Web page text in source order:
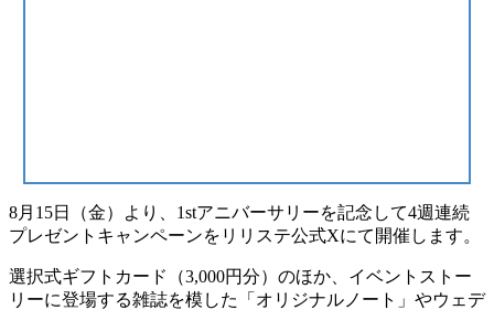
8月15日（金）より、1stアニバーサリーを記念して4週連続
プレゼントキャンペーンをリリステ公式Xにて開催します。
選択式ギフトカード（3,000円分）のほか、イベントストー
リーに登場する雑誌を模した「オリジナルノート」やウェデ